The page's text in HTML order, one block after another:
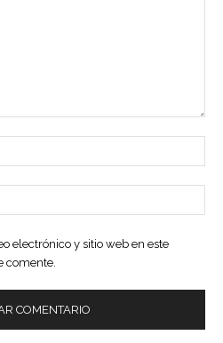
electrónico y sitio web en este
comente.